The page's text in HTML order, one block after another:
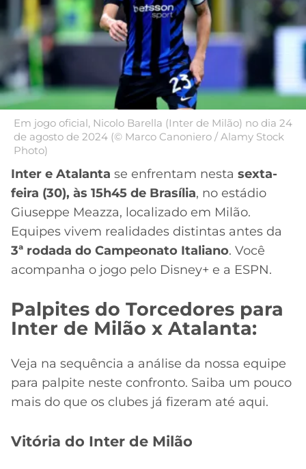
CÓDIGO
DE
INDICAÇÃO
BETANO
APPS
DE
APOSTAS
CASSINOS
ONLINE
CASSINOS
ONLINE
2026
CORINTHIANS
SÃO
SANTOS
FLUMINENSE
BOTAFOGO
VASCO
INTERNACIONAL
GRÊMIO
ATLÉTICO
MG
LIBERTADORES
DO
PREMIER
COPA
SUL-
AMERICANA
LIGA
DOS
LALIGA
MERCADO
DA
BOLA
PALPITES
Em jogo oficial, Nicolo Barella (Inter de Milão) no dia 24
de agosto de 2024 (© Marco Canoniero / Alamy Stock
Photo)
Inter e Atalanta se enfrentam nesta sexta-
feira (30), às 15h45 de Brasília, no estádio
Giuseppe Meazza, localizado em Milão.
Equipes vivem realidades distintas antes da
3ª rodada do Campeonato Italiano. Você
acompanha o jogo pelo Disney+ e a ESPN.
Palpites do Torcedores para
Inter de Milão x Atalanta:
Veja na sequência a análise da nossa equipe
para palpite neste confronto. Saiba um pouco
mais do que os clubes já fizeram até aqui.
Vitória do Inter de Milão